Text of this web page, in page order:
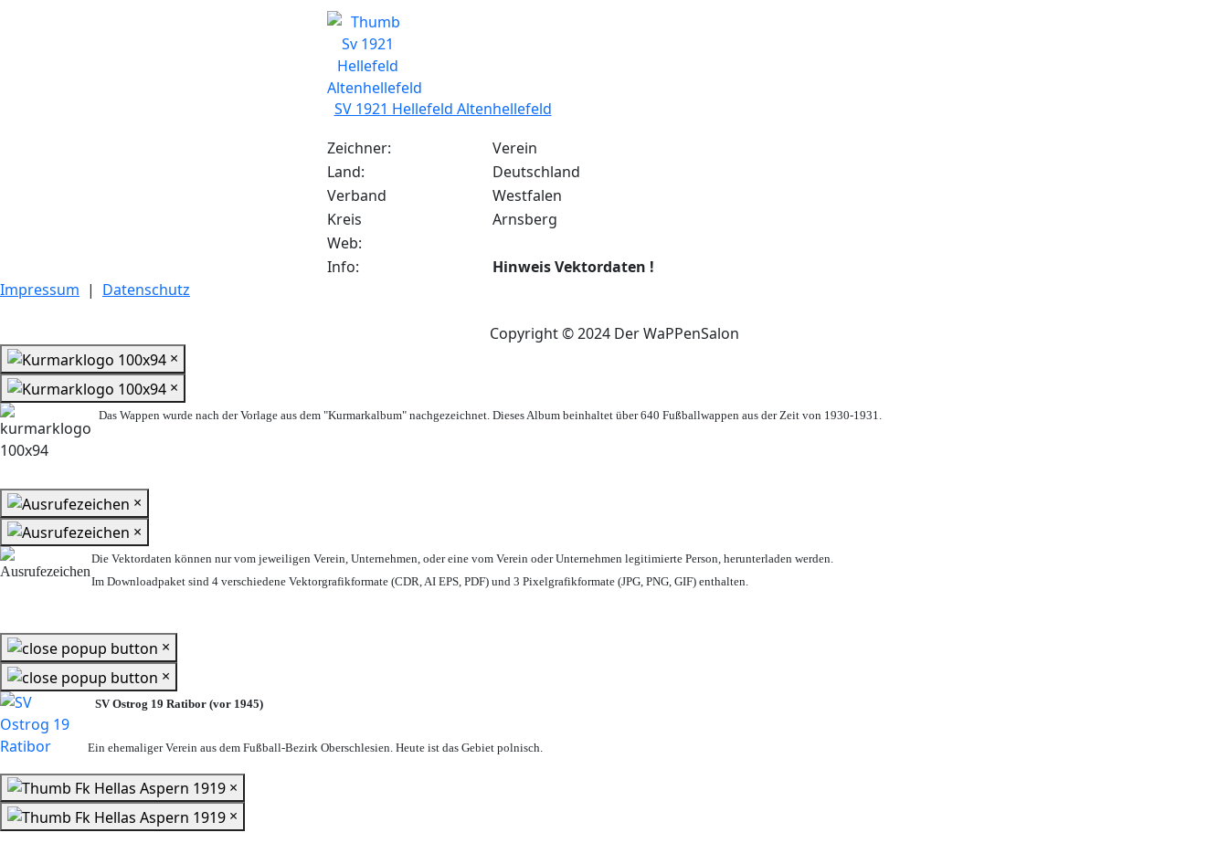
SV 1921 Hellefeld Altenhellefeld
Zeichner:
Verein
Land:
Deutschland
Verband
Westfalen
Kreis
Arnsberg
Web:
Info:
Hinweis Vektordaten !
Impressum | Datenschutz
Copyright © 2024 Der WaPPenSalon
×
×
Das Wappen wurde nach der Vorlage aus dem "Kurmarkalbum" nachgezeichnet. Dieses Album beinhaltet über 640 Fußballwappen aus der Zeit von 1930-1931.
×
×
Die Vektordaten können nur vom jeweiligen Verein, Unternehmen, oder eine vom Verein oder Unternehmen legitimierte Person, herunterladen werden.
Im Downloadpaket sind 4 verschiedene Vektorgrafikformate (CDR, AI EPS, PDF) und 3 Pixelgrafikformate (JPG, PNG, GIF) enthalten.
×
×
SV Ostrog 19 Ratibor (vor 1945)
Ein ehemaliger Verein aus dem Fußball-Bezirk Oberschlesien. Heute ist das Gebiet polnisch.
×
×